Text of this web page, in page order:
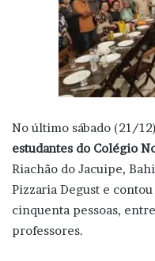
No último sábado (21/
estudantes do Colégio
Riachão do Jacuipe,
Pizzaria Degust e
cinquenta pessoas,
professores.